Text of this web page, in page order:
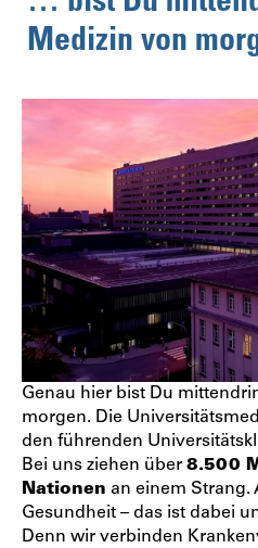
Medizin von
Genau hier bist Du
morgen. Die
den führenden
Bei uns ziehen über 8.500
Nationen an einem Strang.
Gesundheit – das ist dabei
Denn wir verbinden